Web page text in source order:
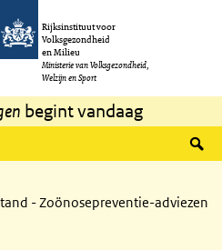
Rijksinstituut voor
Volksgezondheid
en Milieu
Ministerie van Volksgezondheid,
Welzijn en Sport
begint vandaag
- Zoönosepreventie-adviezen